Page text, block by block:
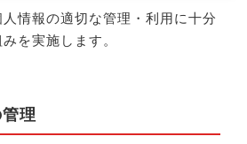
情報の適切な管理・利用に十分
を実施します。
理